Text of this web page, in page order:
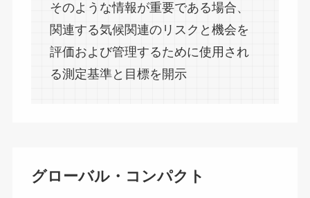
そのような情報が重要である場合、
関連する気候関連のリスクと機会を
評価および管理するために使用され
る測定基準と目標を開示
グローバル・コンパクト